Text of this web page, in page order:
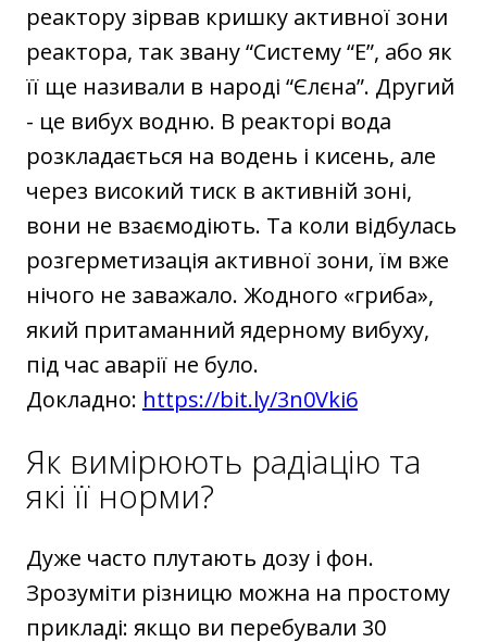
реактору зірвав кришку активної зони
реактора, так звану “Систему “Е”, або як
її ще називали в народі “Єлєна”. Другий
- це вибух водню. В реакторі вода
розкладається на водень і кисень, але
через високий тиск в активній зоні,
вони не взаємодіють. Та коли відбулась
розгерметизація активної зони, їм вже
нічого не заважало. Жодного «гриба»,
який притаманний ядерному вибуху,
під час аварії не було.
Докладно: https://bit.ly/3n0Vki6
Як вимірюють радіацію та
які її норми?
Дуже часто плутають дозу і фон.
Зрозуміти різницю можна на простому
прикладі: якщо ви перебували 30